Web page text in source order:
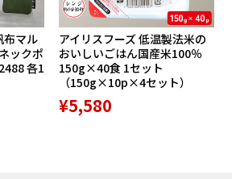
ンドです。
布マル
ックポ
各1
アイリスフーズ 低温製法米の
おいしいごはん国産米100％
150g×40食 1セット
（150g×10p×4セット）
¥5,580